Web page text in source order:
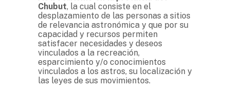
Chubut, la cual consiste en el
desplazamiento de las personas a sitios
de relevancia astronómica y que por su
capacidad y recursos permiten
satisfacer necesidades y deseos
vinculados a la recreación,
esparcimiento y/o conocimientos
vinculados a los astros, su localización y
las leyes de sus movimientos.